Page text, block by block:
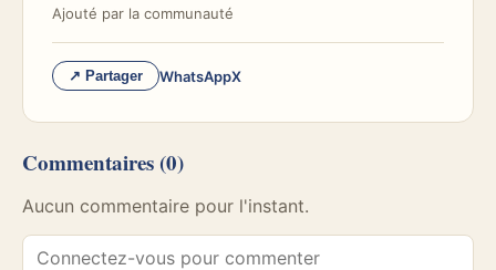
Ajouté par la communauté
↗ Partager WhatsAppX
Commentaires (0)
Aucun commentaire pour l'instant.